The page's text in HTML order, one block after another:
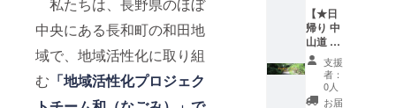
私たちは、長野県のほぼ
中央にある長和町の和田地
域で、地域活性化に取り組
む 「地域活性化プロジェク
色はグ
レー、
イエ
ロー、
グリー
ン、
パープ
招待と
なりま
す。 食
欲の
秋！に
開催す
るパー
【★日
帰り 中
山道 宿
場歩き
ツアー
参加
権】 中
支援
者：
0人
お届